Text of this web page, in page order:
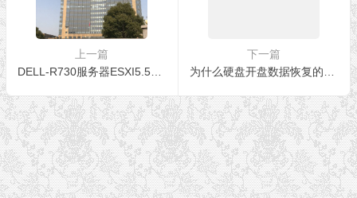
上一篇
DELL-R730服务器ESXI5.5虚拟化数据恢复成功
下一篇